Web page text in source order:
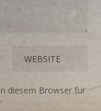
diesem Browser für